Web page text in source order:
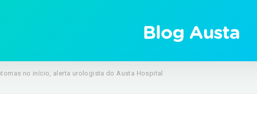
Blog Austa
no início, alerta urologista do Austa Hospital